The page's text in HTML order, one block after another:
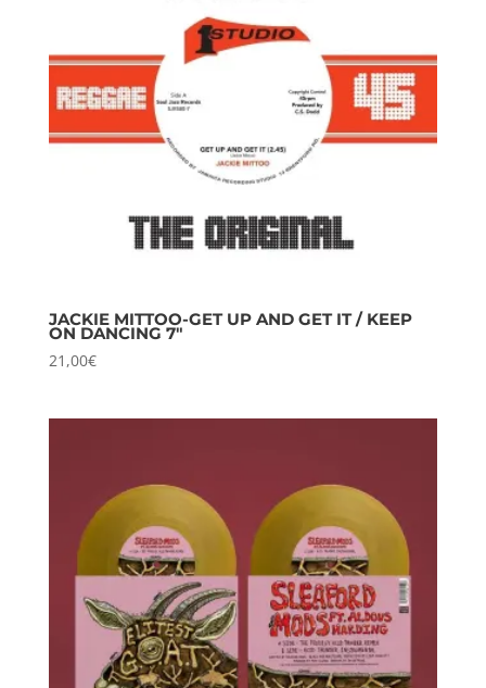
JACKIE MITTOO-GET UP AND GET IT / KEEP
ON DANCING 7″
21,00€